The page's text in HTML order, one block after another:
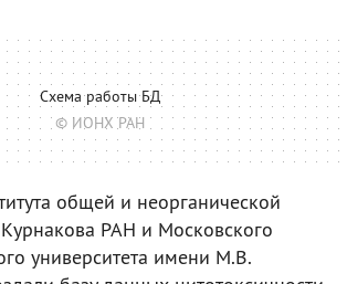
Схема работы БД
© ИОНХ РАН
общей и неорганической
РАН и Московского
университета имени М.В.